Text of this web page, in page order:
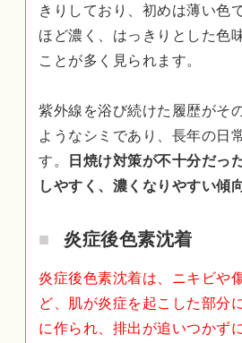
きりしており、初めは薄い色
ほど濃く、はっきりとした色
ことが多く見られます。
紫外線を浴び続けた履歴がそ
ようなシミであり、長年の日
す。
日焼け対策が不十分だっ
しやすく、濃くなりやすい傾
炎症後色素沈着
炎症後色素沈着は、ニキビや
ど、肌が炎症を起こした部分
に作られ、排出が追いつかず